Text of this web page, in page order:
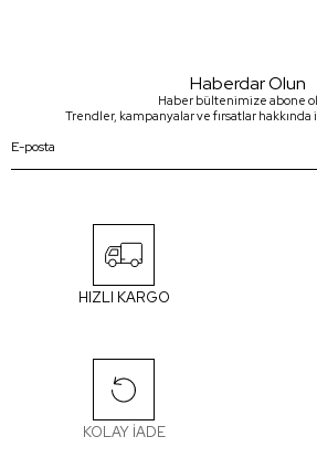
Haberdar Olun
Haber bültenimize abone
Trendler, kampanyalar ve fırsatlar
HIZLI KARGO
KOLAY İADE